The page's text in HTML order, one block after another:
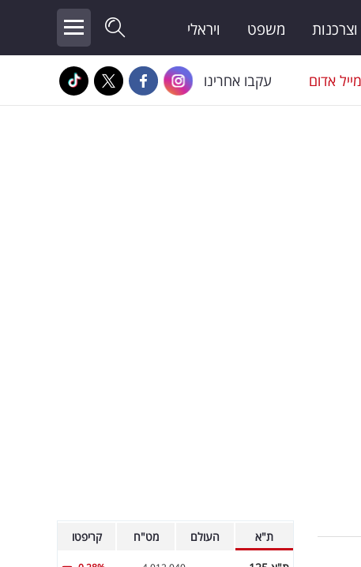
משפט ויראלי
מייל אדום עקבו אחרינו
ת"א העולם מט"ח קריפטו